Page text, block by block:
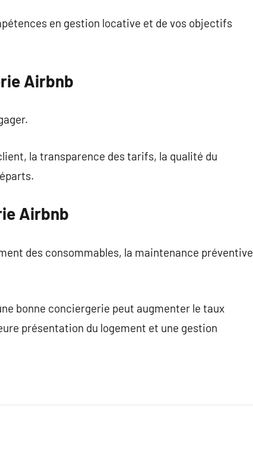
en gestion locative et de vos objectifs
Airbnb
la transparence des tarifs, la qualité du
Airbnb
des consommables, la maintenance préventive
bonne conciergerie peut augmenter le taux
présentation du logement et une gestion